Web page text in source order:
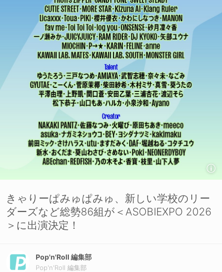
きゃりーぱみゅぱみゅ、新しい学校のリー
ダーズなど総勢86組が＜ASOBIEXPO 2026
＞に出演決定！
Pop'n'Roll 編集部
Pop'n'Roll 編集部